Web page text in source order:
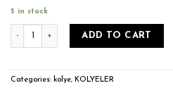
5 in stock
sedef yıldız kolye quantity
ADD TO CART
Categories: kolye, KOLYELER